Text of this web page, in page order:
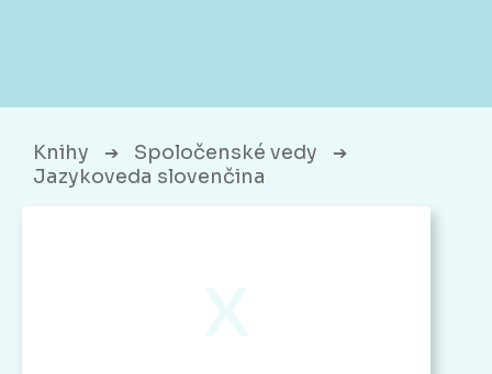
Knihy ➔ Spoločenské vedy ➔
Jazykoveda slovenčina